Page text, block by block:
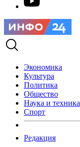
Экономика
Культура
Политика
Общество
Наука и техника
Спорт
Редакция